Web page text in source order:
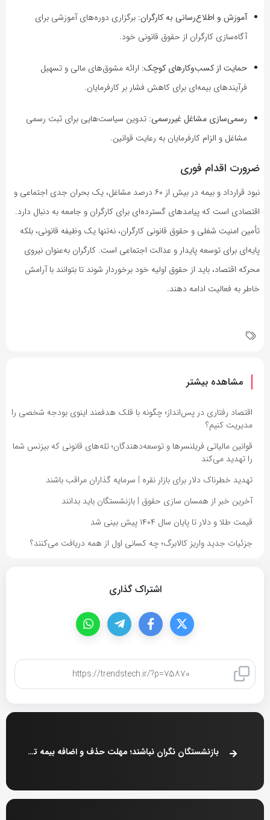
آموزش و اطلاع‌رسانی به کارگران: برگزاری دوره‌های آموزشی برای
آگاه‌سازی کارگران از حقوق قانونی خود.
حمایت از کسب‌وکارهای کوچک: ارائه مشوق‌های مالی و تسهیل
فرآیندهای بیمه‌ای برای کاهش فشار بر کارفرمایان.
رسمی‌سازی مشاغل غیررسمی: تدوین سیاست‌هایی برای ثبت رسمی
مشاغل و الزام کارفرمایان به رعایت قوانین.
ضرورت اقدام فوری
نبود قرارداد و بیمه در بیش از ۶۰ درصد مشاغل، یک بحران جدی اجتماعی و
اقتصادی است که پیامدهای گسترده‌ای برای کارگران و جامعه به دنبال دارد.
تأمین امنیت شغلی و حقوق قانونی کارگران، نه‌تنها یک وظیفه قانونی، بلکه
پایه‌ای برای توسعه پایدار و عدالت اجتماعی است. کارگران به‌عنوان نیروی
محرکه اقتصاد، باید از حقوق اولیه خود برخوردار شوند تا بتوانند با آرامش
خاطر به فعالیت ادامه دهند.
مشاهده بیشتر
اقتصاد رفتاری در پس‌انداز؛ چگونه با قلک هدفمند اینوی بودجه شخصی را
مدیریت کنیم؟
قوانین مالیاتی فریلنسرها و توسعه‌دهندگان؛ تله‌های قانونی که بیزنس شما
را تهدید می‌کند
تهدید خطرناک دلار برای بازار نقره | سرمایه گذاران مراقب باشند
آخرین خبر از همسان سازی حقوق | بازنشستگان باید بدانند
قیمت طلا و دلار تا پایان سال ۱۴۰۴ پیش بینی شد
جزئیات جدید واریز کالابرگ؛ چه کسانی اول از همه دریافت می‌کنند؟
اشتراک گذاری
بازنشستگان نگران نباشند؛ مهلت حذف و اضافه بیمه تکمیلی تمدید شد